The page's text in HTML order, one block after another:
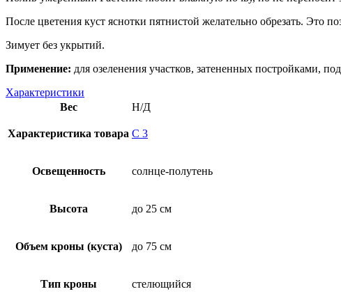
После цветения куст яснотки пятнистой желательно обрезать. Это
Зимует без укрытий.
Применение: для озеленения участков, затененных постройками,
Характеристики
Вес
Н/Д
Характеристика товара С 3
Освещенность солнце-полутень
Высота до 25 см
Объем кроны (куста) до 75 см
Тип кроны стелющийся